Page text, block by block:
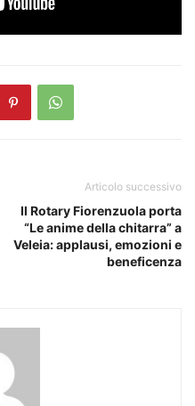
Articolo successivo
Il Rotary Fiorenzuola porta
“Le anime della chitarra” a
Veleia: applausi, emozioni e
beneficenza